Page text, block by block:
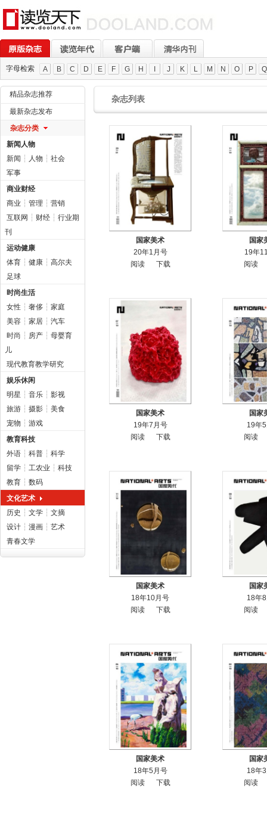
字母检索 A B C D E F G H J K L M N O P Q
精品杂志推荐
最新杂志发布
杂志分类
新闻人物
新闻 ┆ 人物 ┆ 社会
军事
商业财经
商业 ┆ 管理 ┆ 营销
互联网 ┆ 财经 ┆ 行业期
刊
运动健康
体育 ┆ 健康 ┆ 高尔夫
足球
时尚生活
女性 ┆ 奢侈 ┆ 家庭
美容 ┆ 家居 ┆ 汽车
时尚 ┆ 房产 ┆ 母婴育
儿
现代教育教学研究
娱乐休闲
明星 ┆ 音乐 ┆ 影视
旅游 ┆ 摄影 ┆ 美食
宠物 ┆ 游戏
教育科技
外语 ┆ 科普 ┆ 科学
留学 ┆ 工农业 ┆ 科技
教育 ┆ 数码
文化艺术
历史 ┆ 文学 ┆ 文摘
设计 ┆ 漫画 ┆ 艺术
青春文学
杂志列表
国家美术
20年1月号
阅读
下载
国家
19年
阅读
国家美术
19年7月号
阅读
下载
国家
19年
阅读
国家美术
18年10月号
阅读
下载
国家
18年
阅读
国家美术
18年5月号
阅读
下载
国家
18年
阅读